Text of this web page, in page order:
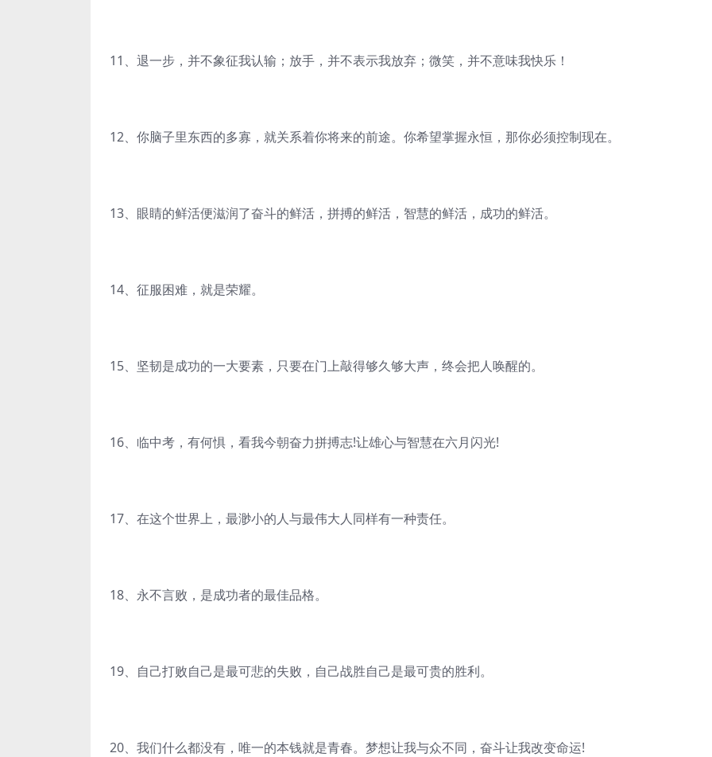
11、退一步，并不象征我认输；放手，并不表示我放弃；微笑，并不意味我快乐！
12、你脑子里东西的多寡，就关系着你将来的前途。你希望掌握永恒，那你必须控制现在。
13、眼睛的鲜活便滋润了奋斗的鲜活，拼搏的鲜活，智慧的鲜活，成功的鲜活。
14、征服困难，就是荣耀。
15、坚韧是成功的一大要素，只要在门上敲得够久够大声，终会把人唤醒的。
16、临中考，有何惧，看我今朝奋力拼搏志!让雄心与智慧在六月闪光!
17、在这个世界上，最渺小的人与最伟大人同样有一种责任。
18、永不言败，是成功者的最佳品格。
19、自己打败自己是最可悲的失败，自己战胜自己是最可贵的胜利。
20、我们什么都没有，唯一的本钱就是青春。梦想让我与众不同，奋斗让我改变命运!